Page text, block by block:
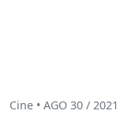
Cine • AGO 30 / 2021